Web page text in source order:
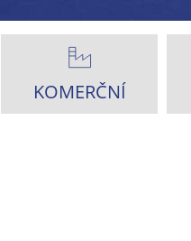
KOMERČNÍ